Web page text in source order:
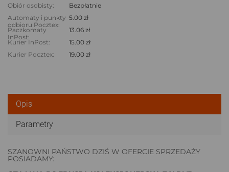
Obiór osobisty:
Bezpłatnie
Automaty i punkty
odbioru Pocztex:
5.00 zł
Paczkomaty
InPost:
13.06 zł
Kurier InPost:
15.00 zł
Kurier Pocztex:
19.00 zł
Opis
Parametry
SZANOWNI PAŃSTWO DZIŚ W OFERCIE SPRZEDAŻY
POSIADAMY: